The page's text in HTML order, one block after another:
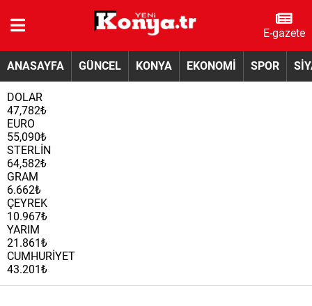
E-gazete
ANASAYFA GÜNCEL KONYA EKONOMİ SPOR
DOLAR
47,782₺
EURO
55,090₺
STERLİN
64,582₺
GRAM
6.662₺
ÇEYREK
10.967₺
YARIM
21.861₺
CUMHURİYET
43.201₺